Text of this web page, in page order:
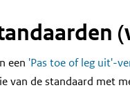
een 'Pas toe of leg uit'-
van de standaard met